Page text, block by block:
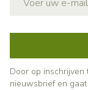
Door op
nieuwsbrief en